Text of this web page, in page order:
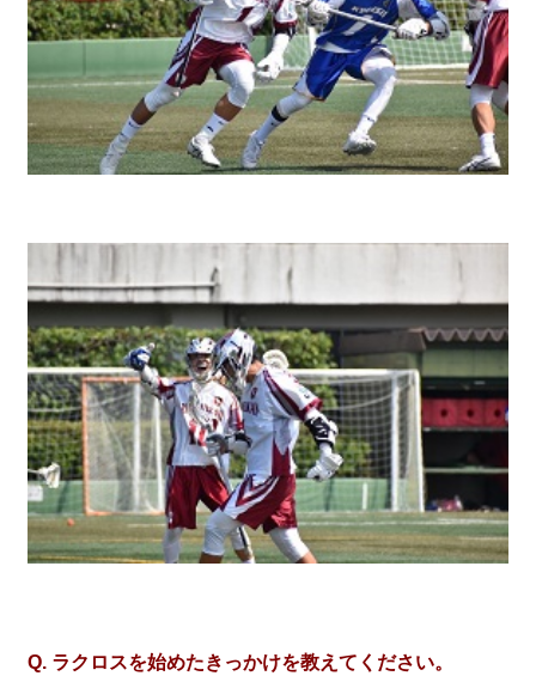
Q. ラクロスを始めたきっかけを教えてください。